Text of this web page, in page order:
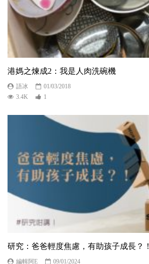
港媽之煉成2：我是人肉洗碗機
語冰
01/03/2018
3.4K
1
研究：爸爸輕度焦慮，有助孩子成長？！
編輯阿E
09/01/2024